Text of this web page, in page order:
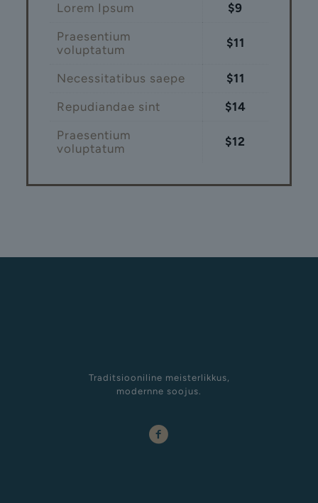
Lorem Ipsum
$9
Praesentium
voluptatum
$11
Necessitatibus saepe
$11
Repudiandae sint
$14
Praesentium
voluptatum
$12
Traditsiooniline meisterlikkus,
modernne soojus.